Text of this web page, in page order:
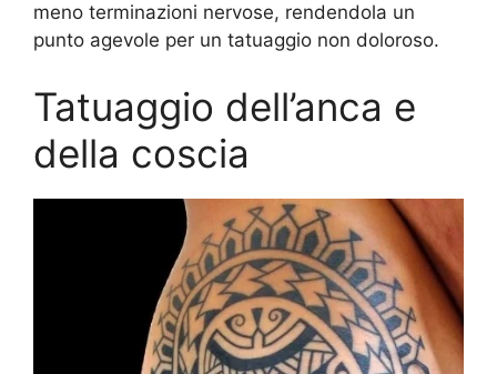
meno terminazioni nervose, rendendola un
punto agevole per un tatuaggio non doloroso.
Tatuaggio dell’anca e
della coscia